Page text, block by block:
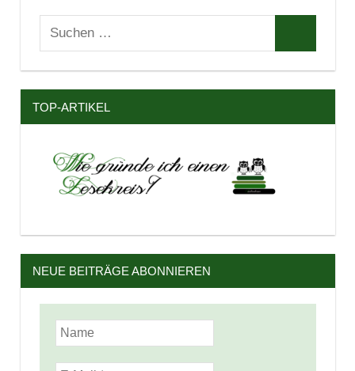
Suchen
nach:
TOP-ARTIKEL
NEUE BEITRÄGE ABONNIEREN